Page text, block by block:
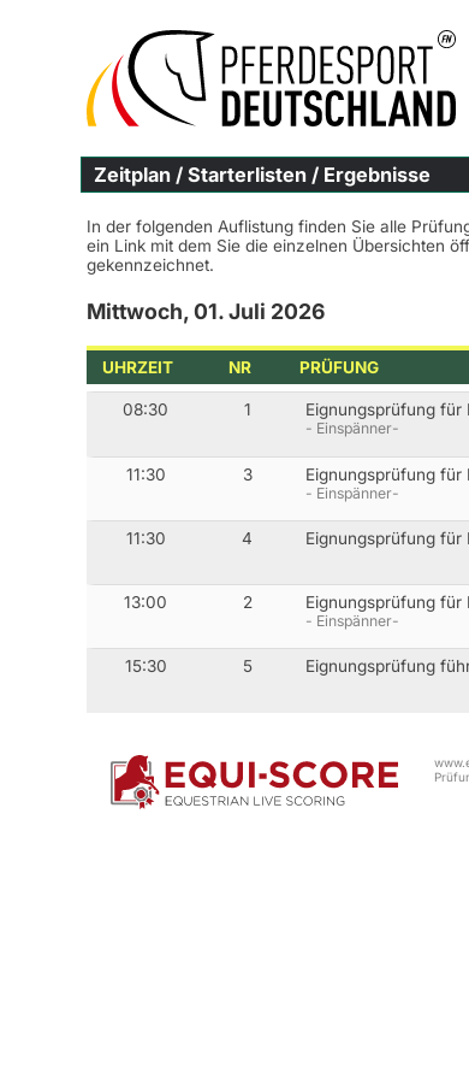
Zeitplan / Starterlisten / Ergebnisse
In der folgenden Auflistung finden Sie alle
ein Link mit dem Sie die einzelnen Übersichten
gekennzeichnet.
Mittwoch, 01. Juli 2026
UHRZEIT NR PRÜFUNG
08:30 1 Eignungsprüfung für
- Einspänner-
11:30 3 Eignungsprüfung für
- Einspänner-
11:30 4 Eignungsprüfung für
13:00 2 Eignungsprüfung für
- Einspänner-
15:30 5 Eignungsprüfung